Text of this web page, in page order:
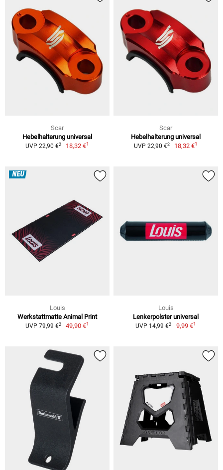
Scar
Hebelhalterung universal
UVP 22,90 €2 18,32 €1
Scar
Hebelhalterung universal
UVP 22,90 €2 18,32 €1
NEU
Louis
Werkstattmatte Animal Print
UVP 79,99 €2 49,90 €1
Louis
Lenkerpolster universal
UVP 14,99 €2 9,99 €1